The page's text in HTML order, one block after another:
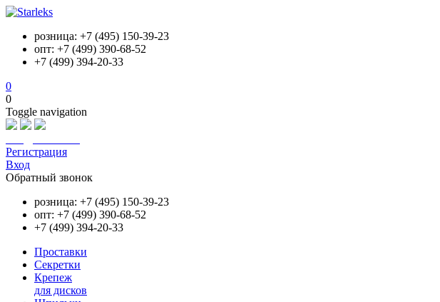
розница: +7 (495) 150-39-23
опт: +7 (499) 390-68-52
+7 (499) 394-20-33
0
0
Toggle navigation
Регистрация
Вход
Обратный звонок
розница: +7 (495) 150-39-23
опт: +7 (499) 390-68-52
+7 (499) 394-20-33
Проставки
Секретки
Крепеж
для дисков